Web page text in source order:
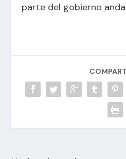
parte del gobierno